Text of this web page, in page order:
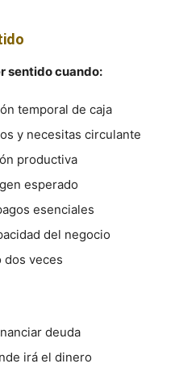
sentido cuando:
temporal de caja
y necesitas circulante
productiva
esperado
esenciales
del negocio
dos veces
deuda
irá el dinero